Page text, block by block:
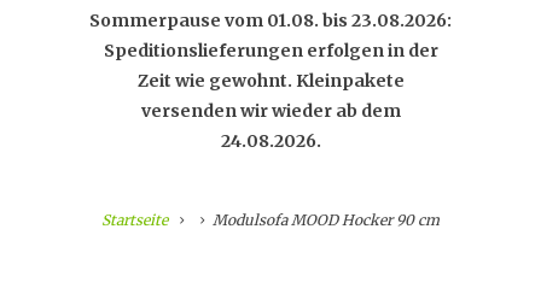
Sommerpause vom 01.08. bis 23.08.2026:
Speditionslieferungen erfolgen in der
Zeit wie gewohnt. Kleinpakete
versenden wir wieder ab dem
24.08.2026.
Startseite Modulsofa MOOD Hocker 90 cm